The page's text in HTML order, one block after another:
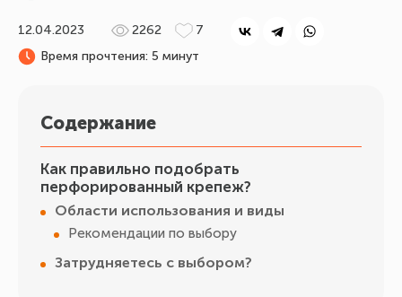
12.04.2023 2262
7
Время прочтения: 5 минут
Содержание
Как правильно подобрать
перфорированный крепеж?
Области использования и виды
Рекомендации по выбору
Затрудняетесь с выбором?